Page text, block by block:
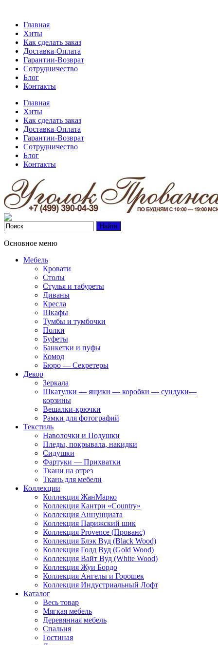
Главная
Хиты
Как сделать заказ
Доставка-Оплата
Гарантии-Возврат
Сотрудничество
Блог
Контакты
Главная
Хиты
Как сделать заказ
Доставка-Оплата
Гарантии-Возврат
Сотрудничество
Блог
Контакты
Основное меню
Мебель
Кровати
Столы
Стулья и табуреты
Диваны
Кресла
Шкафы
Тумбы и тумбочки
Полки
Буфеты
Банкетки и пуфы
Комод
Бюро — Секретеры
Декор
Зеркала
Шкатулки — ящики — коробки — сундуки—
корзины
Вешалки-крючки
Рамки для фотографий
Текстиль
Наволочки и Подушки
Пледы, покрывала, накидки
Сидушки
Фартуки — Прихватки
Ткани на отрез
Ткань для мебели
Коллекции
Коллекция ЖанМарко
Коллекция Кантри «Country»
Коллекция Аннунциата
Коллекция Парижский шик
Коллекция Provence (Прованс)
Коллекция Блэк Вуд (Black Wood)
Коллекция Голд Вуд (Gold Wood)
Коллекция Вайт Вуд (White Wood)
Коллекция Жуи Бордо
Коллекция Ангелы и Горошек
Коллекция Индустриальный Лофт
Каталог
Весь товар
Мягкая мебель
Деревянная мебель
Спальня
Гостиная